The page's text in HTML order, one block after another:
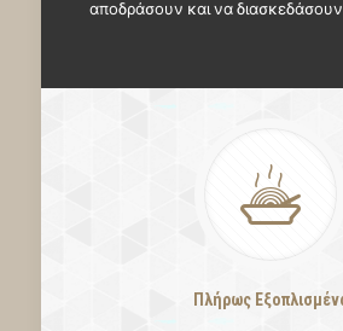
αποδράσουν και να
Πλήρως